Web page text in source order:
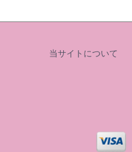
当サイトについて